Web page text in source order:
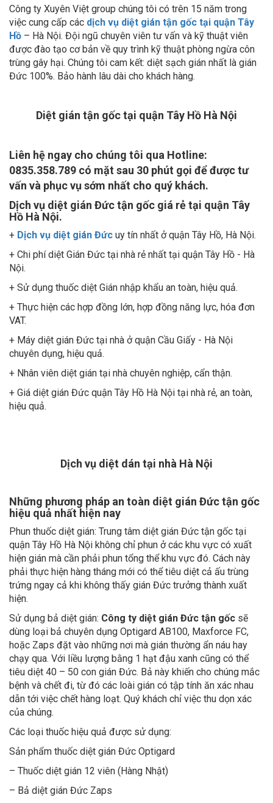
Công ty Xuyên Việt group chúng tôi có trên 15 năm trong
việc cung cấp các dịch vụ diệt gián tận gốc tại quận Tây
Hồ – Hà Nội. Đội ngũ chuyên viên tư vấn và kỹ thuật viên
được đào tạo cơ bản về quy trình kỹ thuật phòng ngừa côn
trùng gây hại. Chúng tôi cam kết: diệt sạch gián nhất là gián
Đức 100%. Bảo hành lâu dài cho khách hàng.
Diệt gián tận gốc tại quận Tây Hồ Hà Nội
Liên hệ ngay cho chúng tôi qua Hotline:
0835.358.789 có mặt sau 30 phút gọi để được tư
vấn và phục vụ sớm nhất cho quý khách.
Dịch vụ diệt gián Đức tận gốc giá rẻ tại quận Tây
Hồ Hà Nội.
+ Dịch vụ diệt gián Đức uy tín nhất ở quận Tây Hồ, Hà Nội.
+ Chi phí diệt Gián Đức tại nhà rẻ nhất tại quận Tây Hồ - Hà
Nội.
+ Sử dụng thuốc diệt Gián nhập khẩu an toàn, hiệu quả.
+ Thực hiện các hợp đồng lớn, hợp đồng năng lực, hóa đơn
VAT.
+ Máy diệt gián Đức tại nhà ở quận Cầu Giấy - Hà Nội
chuyên dụng, hiệu quả.
+ Nhân viên diệt gián tại nhà chuyên nghiệp, cẩn thận.
+ Giá diệt gián Đức quận Tây Hồ Hà Nội tại nhà rẻ, an toàn,
hiệu quả.
Dịch vụ diệt dán tại nhà Hà Nội
Những phương pháp an toàn diệt gián Đức tận gốc
hiệu quả nhất hiện nay
Phun thuốc diệt gián: Trung tâm diệt gián Đức tận gốc tại
quận Tây Hồ Hà Nội không chỉ phun ở các khu vực có xuất
hiện gián mà cần phải phun tổng thể khu vực đó. Cách này
phải thực hiện hàng tháng mới có thể tiêu diệt cả ấu trùng
trứng ngay cả khi không thấy gián Đức trưởng thành xuất
hiện.
Sử dụng bả diệt gián: Công ty diệt gián Đức tận gốc sẽ
dùng loại bả chuyên dụng Optigard AB100, Maxforce FC,
hoặc Zaps đặt vào những nơi mà gián thường ẩn náu hay
chạy qua. Với liều lượng bằng 1 hạt đậu xanh cũng có thể
tiêu diệt 40 – 50 con gián Đức. Bả này khiến cho chúng mắc
bệnh và chết đi, từ đó các loài gián có tập tính ăn xác nhau
dẫn tới việc chết hàng loạt. Quý khách chỉ việc thu dọn xác
của chúng.
Các loại thuốc hiệu quả được sử dụng:
Sản phẩm thuốc diệt gián Đức Optigard
– Thuốc diệt gián 12 viên (Hàng Nhật)
– Bả diệt gián Đức Zaps